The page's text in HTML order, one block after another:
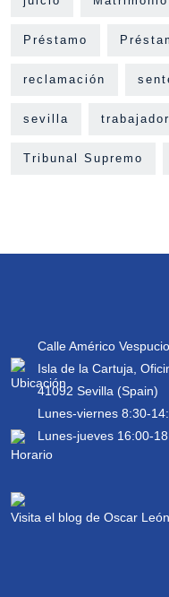
Préstamo
reclamación
sevilla trabajador
Tribunal Supremo
Calle Américo
Isla de la Cartuja,
41092 Sevilla (Spain)
Lunes-viernes 8:30-
Lunes-jueves 16:00-
Visita el blog de Oscar